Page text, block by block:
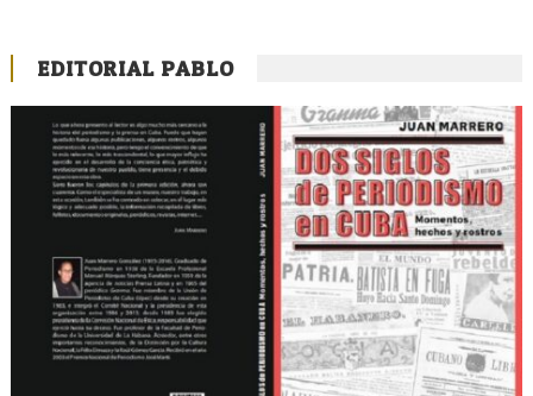
EDITORIAL PABLO